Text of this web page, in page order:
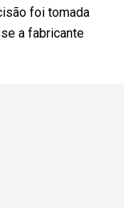
foi tomada
a fabricante